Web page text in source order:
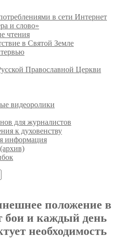
в сети Интернет
и слово»
чтения
в Святой Земле
Православной Церкви
видеоролики
для журналистов
к духовенству
информация
положение в
бои и каждый день
необходимость